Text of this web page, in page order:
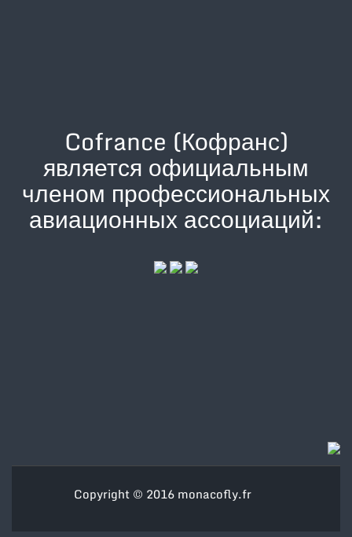
Cofrance (Кофранс)
является официальным
членом профессиональных
авиационных ассоциаций:
Copyright © 2016 monacofly.fr